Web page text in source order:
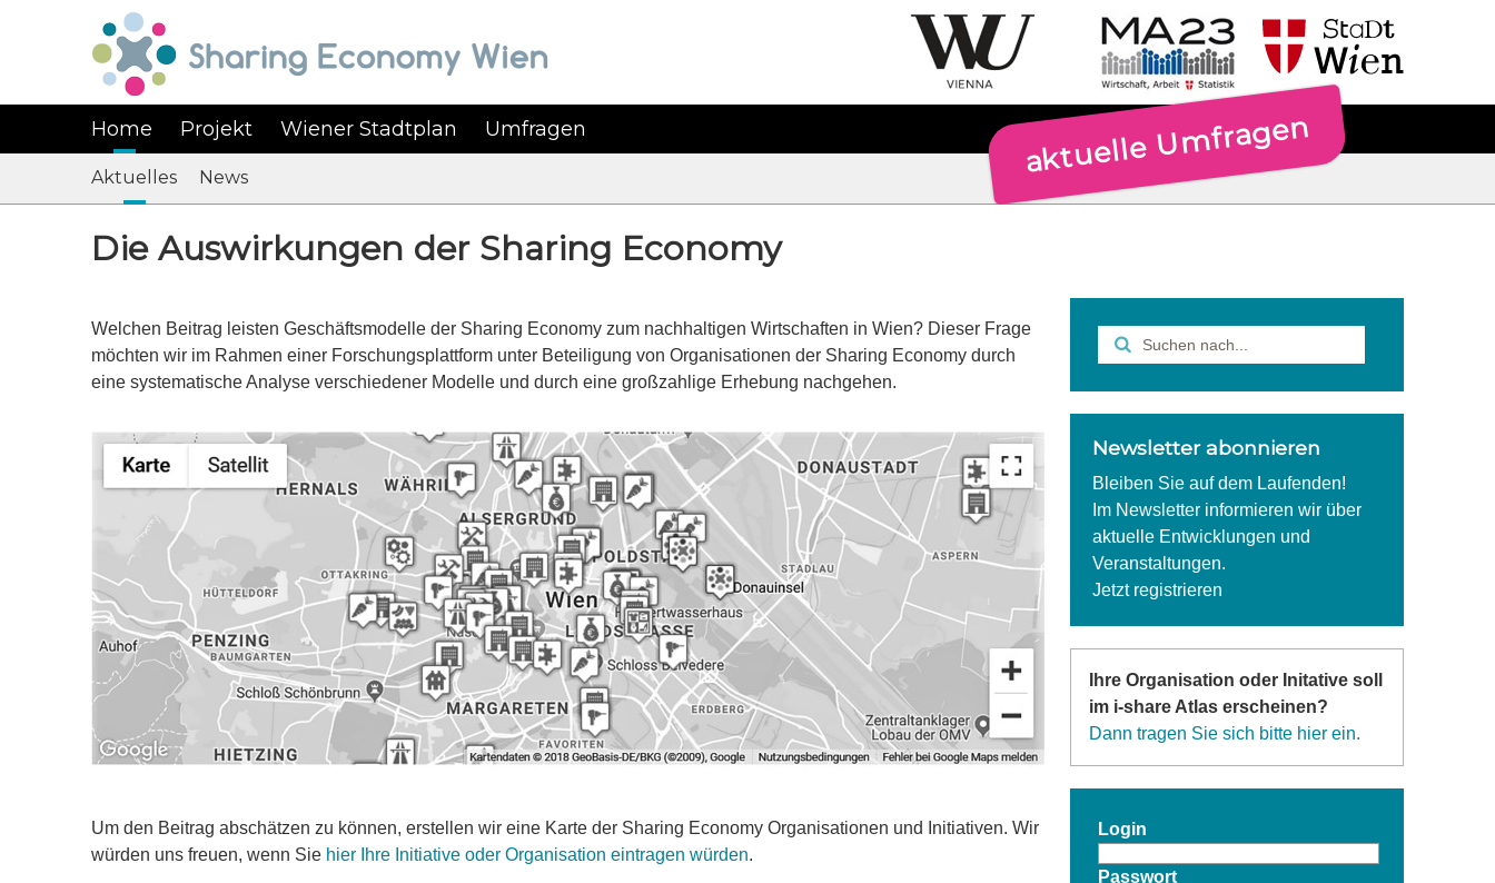
aktuelle Umfragen
Home
Aktuelles News
Projekt Wiener Stadtplan Umfragen
Die Auswirkungen der Sharing Economy
Welchen Beitrag leisten Geschäftsmodelle der Sharing Economy zum nachhaltigen Wirtschaften in Wien? Dieser Frage
möchten wir im Rahmen einer Forschungsplattform unter Beteiligung von Organisationen der Sharing Economy durch
eine systematische Analyse verschiedener Modelle und durch eine großzahlige Erhebung nachgehen.
Um den Beitrag abschätzen zu können, erstellen wir eine Karte der Sharing Economy Organisationen und Initiativen. Wir
würden uns freuen, wenn Sie hier Ihre Initiative oder Organisation eintragen würden.
Newsletter abonnieren
Bleiben Sie auf dem Laufenden!
Im Newsletter informieren wir über
aktuelle Entwicklungen und
Veranstaltungen.
Jetzt registrieren
Ihre Organisation oder Initative soll
im i-share Atlas erscheinen?
Dann tragen Sie sich bitte hier ein.
Login
Passwort